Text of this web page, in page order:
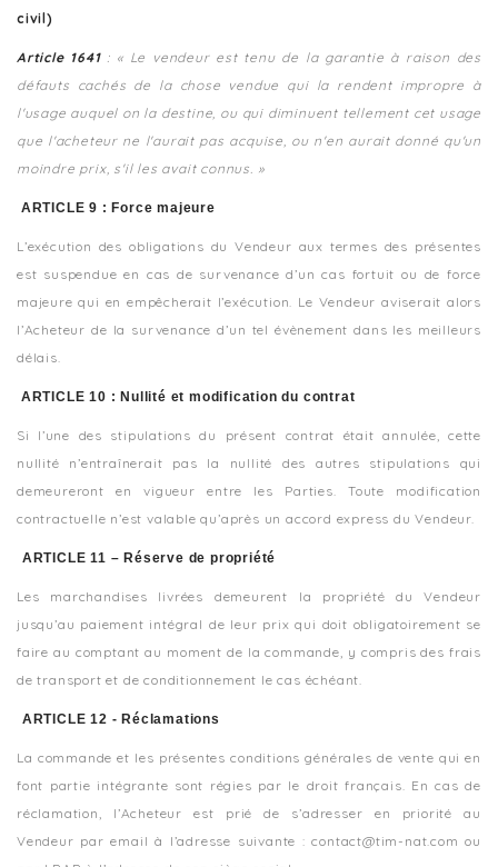
civil)
Article 1641: « Le vendeur est tenu de la garantie à raison des
défauts cachés de la chose vendue qui la rendent impropre à
l'usage auquel on la destine, ou qui diminuent tellement cet usage
que l'acheteur ne l'aurait pas acquise, ou n'en aurait donné qu'un
moindre prix, s'il les avait connus. »
ARTICLE 9 : Force majeure
L’exécution des obligations du Vendeur aux termes des présentes
est suspendue en cas de survenance d’un cas fortuit ou de force
majeure qui en empêcherait l’exécution. Le Vendeur aviserait alors
l’Acheteur de la survenance d’un tel évènement dans les meilleurs
délais.
ARTICLE 10 : Nullité et modification du contrat
Si l’une des stipulations du présent contrat était annulée, cette
nullité n’entraînerait pas la nullité des autres stipulations qui
demeureront en vigueur entre les Parties. Toute modification
contractuelle n’est valable qu’après un accord express du Vendeur.
ARTICLE 11 – Réserve de propriété
Les marchandises livrées demeurent la propriété du Vendeur
jusqu’au paiement intégral de leur prix qui doit obligatoirement se
faire au comptant au moment de la commande, y compris des frais
de transport et de conditionnement le cas échéant.
ARTICLE 12 - Réclamations
La commande et les présentes conditions générales de vente qui en
font partie intégrante sont régies par le droit français. En cas de
réclamation, l’Acheteur est prié de s’adresser en priorité au
Vendeur par email à l’adresse suivante : contact@tim-nat.com ou